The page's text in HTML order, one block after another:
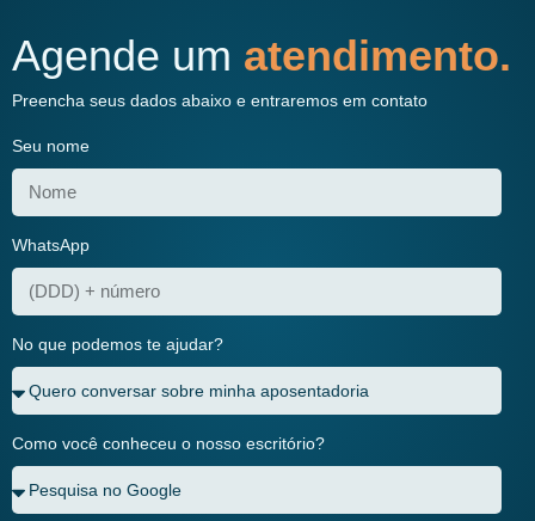
Agende um atendimento.
Preencha seus dados abaixo e entraremos em contato
Seu nome
WhatsApp
No que podemos te ajudar?
Como você conheceu o nosso escritório?